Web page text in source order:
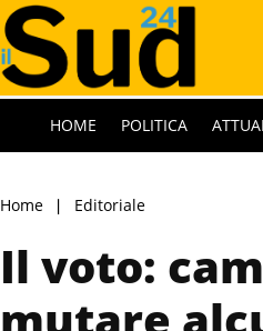
HOME POLITICA
Home Editoriale
Il voto: